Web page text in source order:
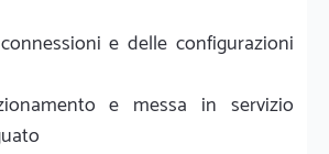
e delle configurazioni
e messa in servizio